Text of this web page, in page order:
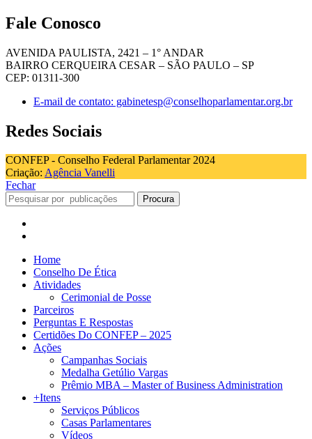
Fale Conosco
AVENIDA PAULISTA, 2421 – 1° ANDAR
BAIRRO CERQUEIRA CESAR – SÃO PAULO – SP
CEP: 01311-300
E-mail de contato: gabinetesp@conselhoparlamentar.org.br
Redes Sociais
CONFEP - Conselho Federal Parlamentar 2024
Criação: Agência Vanelli
Fechar
Procura
Home
Conselho De Ética
Atividades
Cerimonial de Posse
Parceiros
Perguntas E Respostas
Certidões Do CONFEP – 2025
Ações
Campanhas Sociais
Medalha Getúlio Vargas
Prêmio MBA – Master of Business Administration
+Itens
Serviços Públicos
Casas Parlamentares
Vídeos